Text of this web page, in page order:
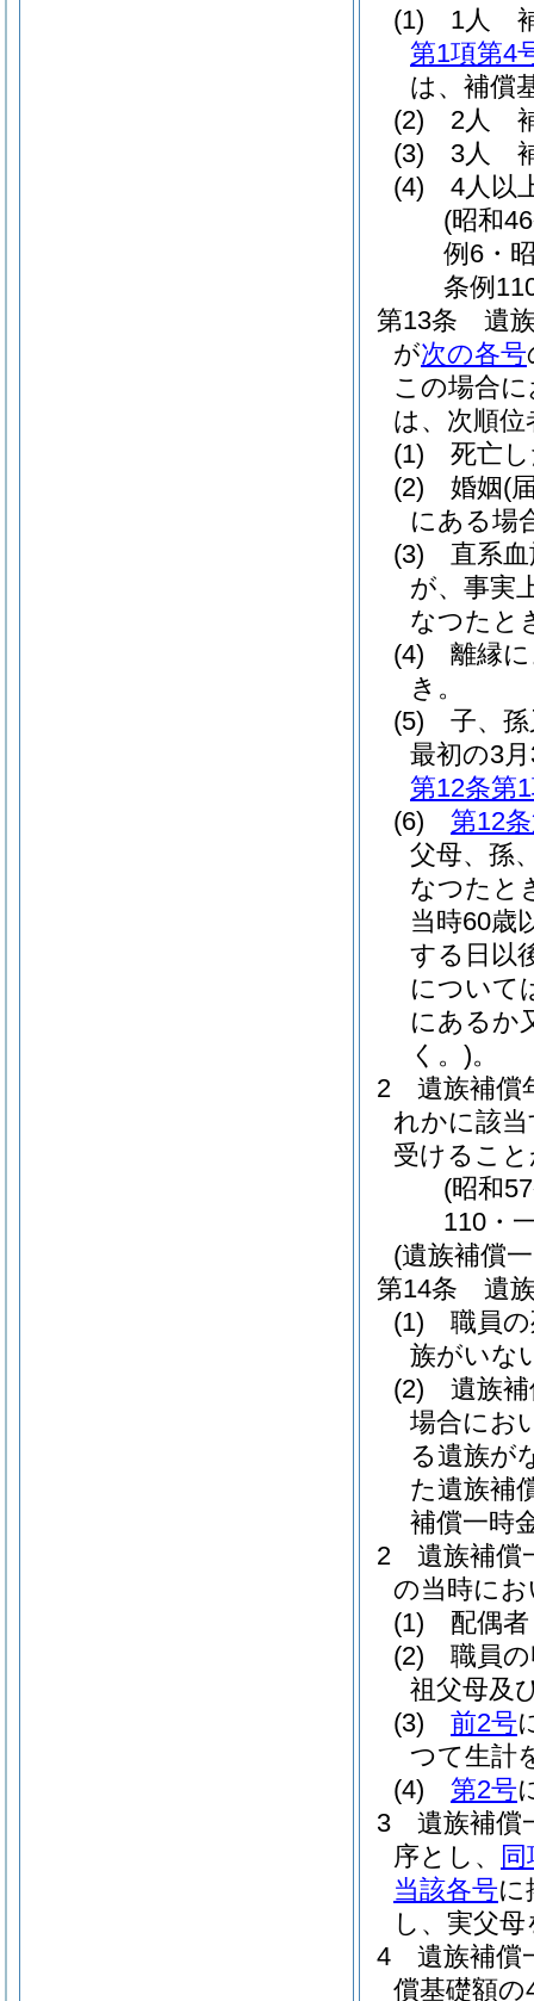
(1)
1人
第1項第4
は、補償
(2)
2人
(3)
3人
(4)
4人以
(昭和
例6・
条例
第13条
遺
が次の各号
この場合
は、次順
(1)
死亡
(2)
婚姻(
にある場
(3)
直系
が、事実
なつたと
(4)
離縁
き。
(5)
子、
最初の3
第12条第
(6)
第12
父母、孫
なつたと
当時60歳
する日以
について
にあるか
く。)。
2
遺族補償
れかに該
受けるこ
(昭和
110・
(遺族補償
第14条
遺
(1)
職員
族がいな
(2)
遺族
場合にお
る遺族が
た遺族補
補償一時
2
遺族補償
の当時に
(1)
配偶者
(2)
職員
祖父母及
(3)
前2号
つて生計
(4)
第2号
3
遺族補償
序とし、
当該各号に
し、実父
4
遺族補償
償基礎額の